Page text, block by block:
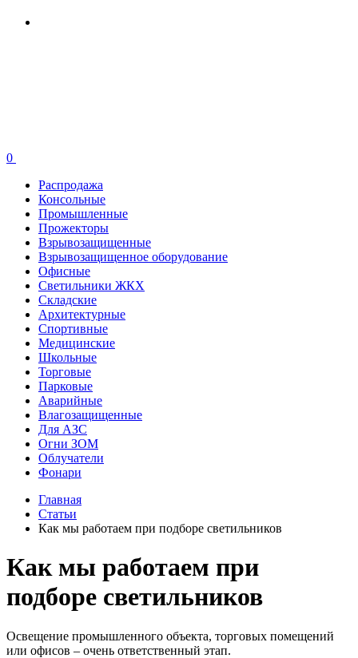
0
Распродажа
Консольные
Промышленные
Прожекторы
Взрывозащищенные
Взрывозащищенное оборудование
Офисные
Cветильники ЖКХ
Складские
Архитектурные
Спортивные
Медицинские
Школьные
Торговые
Парковые
Аварийные
Влагозащищенные
Для АЗС
Огни ЗОМ
Облучатели
Фонари
Главная
Статьи
Как мы работаем при подборе светильников
Как мы работаем при
подборе светильников
Освещение промышленного объекта, торговых помещений
или офисов – очень ответственный этап.